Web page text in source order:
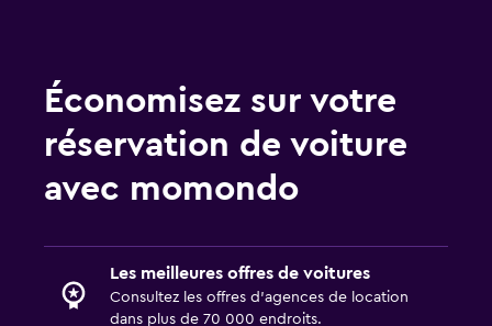
Économisez sur votre
réservation de voiture
avec momondo
Les meilleures offres de voitures
Consultez les offres d’agences de location
dans plus de 70 000 endroits.